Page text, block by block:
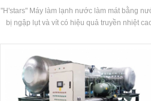
"H'stars" Máy làm lạnh nước làm mát bằng
bị ngập lụt và vít có hiệu quả truyền nhiệt
nước và nhiệt độ bay hơi là nhỏ,và điện trở
theo con đường là nhỏ. Nó phù hợp cho các
đơn vị có lưu thông lớn và làm mát tốt Hiệu